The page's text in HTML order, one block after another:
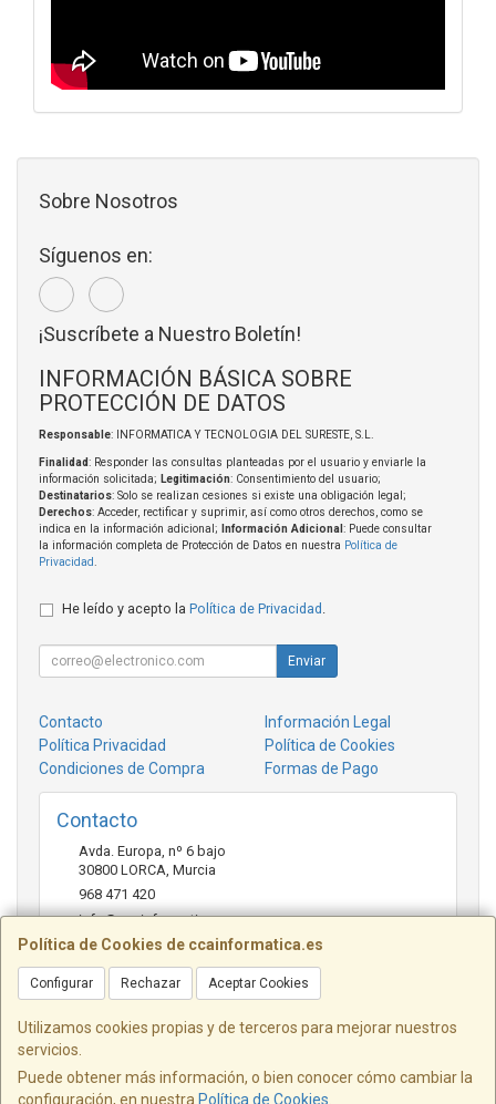
Política de Cookies de ccainformatica.es
Configurar Rechazar Aceptar Cookies
Utilizamos cookies propias y de terceros para mejorar nuestros
servicios.
Puede obtener más información, o bien conocer cómo cambiar la
configuración, en nuestra Política de Cookies
Sobre Nosotros
Síguenos en:
¡Suscríbete a Nuestro Boletín!
INFORMACIÓN BÁSICA SOBRE
PROTECCIÓN DE DATOS
Responsable: INFORMATICA Y TECNOLOGIA DEL SURESTE, S.L.
Finalidad: Responder las consultas planteadas por el usuario y enviarle la
información solicitada; Legitimación: Consentimiento del usuario;
Destinatarios: Solo se realizan cesiones si existe una obligación legal;
Derechos: Acceder, rectificar y suprimir, así como otros derechos, como se
indica en la información adicional;
Información Adicional : Puede consultar
la información completa de Protección de Datos en nuestra Política de
Privacidad
He leído y acepto la Política de Privacidad
Enviar
Contacto
Información Legal
Política Privacidad
Política de Cookies
Condiciones de Compra
Formas de Pago
Contacto
Avda. Europa, nº 6 bajo
30800 LORCA Murcia
968 471 420
info@ccainformatica.es
Horario
L-V: 9:30 h a 14 h - 16:30 h a 20:30 h - Sab: 10 h a 14 h